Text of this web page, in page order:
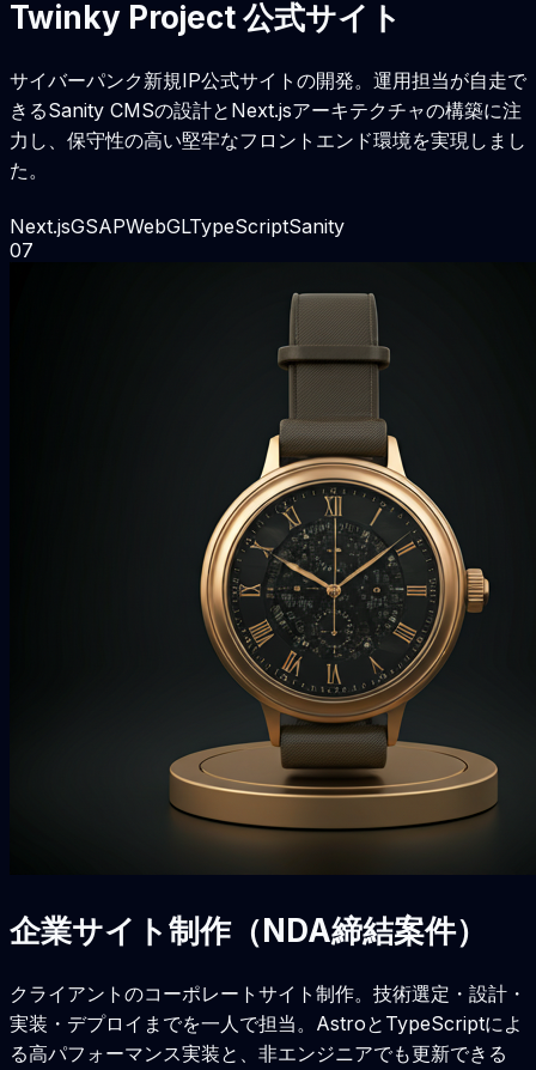
Twinky Project 公式サイト
サイバーパンク新規IP公式サイトの開発。運用担当が自走で
きるSanity CMSの設計とNext.jsアーキテクチャの構築に注
力し、保守性の高い堅牢なフロントエンド環境を実現しまし
た。
Next.jsGSAPWebGLTypeScriptSanity
07
企業サイト制作（NDA締結案件）
クライアントのコーポレートサイト制作。技術選定・設計・
実装・デプロイまでを一人で担当。AstroとTypeScriptによ
る高パフォーマンス実装と、非エンジニアでも更新できる